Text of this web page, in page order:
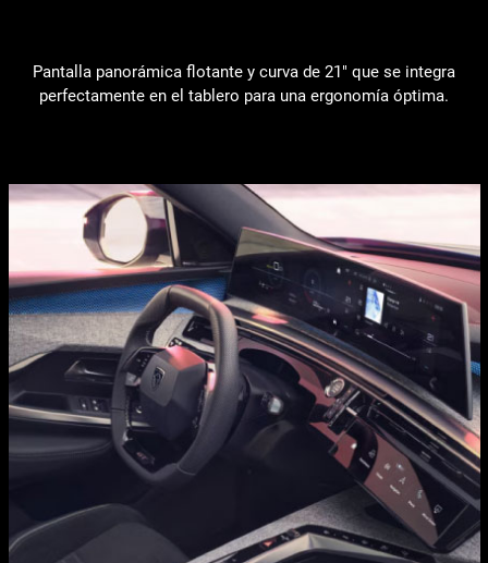
Pantalla panorámica flotante y curva de 21" que se integra
perfectamente en el tablero para una ergonomía óptima.